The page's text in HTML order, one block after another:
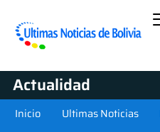
Actualidad
Inicio Ultimas Noticias